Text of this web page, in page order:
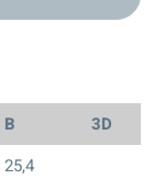
B
3D
25,4